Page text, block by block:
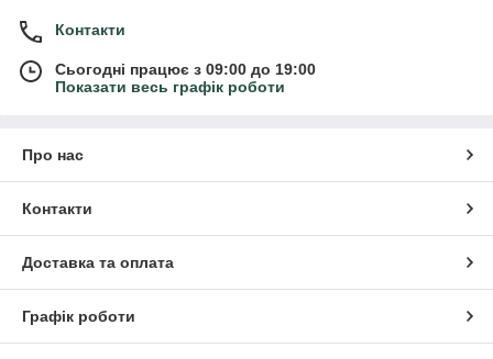
Контакти
Сьогодні працює з 09:00 до 19:00
Показати весь графік роботи
Про нас
Контакти
Доставка та оплата
Графік роботи